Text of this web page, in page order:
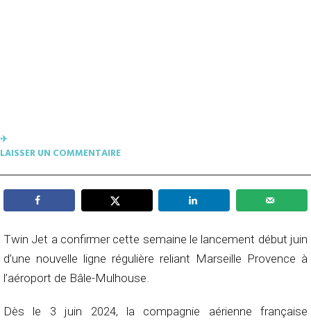
✈︎
LAISSER UN COMMENTAIRE
Twin Jet a confirmer cette semaine le lancement début juin
d’une nouvelle ligne régulière reliant Marseille Provence à
l’aéroport de Bâle-Mulhouse.
Dès le 3 juin 2024, la compagnie aérienne française